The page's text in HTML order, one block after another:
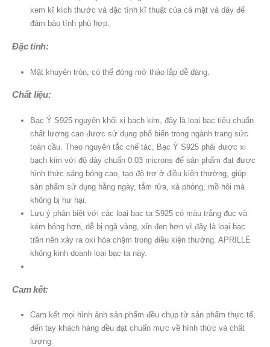
xem kĩ kích thước và đặc tính kĩ thuật của cả mặt và dây để
đảm bảo tính phù hợp.
Đặc tính:
Mặt khuyên tròn, có thể đóng mở tháo lắp dễ dàng.
Chất liệu:
Bạc Ý S925 nguyên khối xi bạch kim, đây là loại bạc tiêu chuẩn
chất lượng cao được sử dụng phổ biến trong ngành trang sức
toàn cầu. Theo nguyên tắc chế tác, Bạc Ý S925 phải được xi
bạch kim với độ dày chuẩn 0.03 microns để sản phẩm đạt được
hình thức sáng bóng cao, tạo độ trơ ở điều kiện thường, giúp
sản phẩm sử dụng hằng ngày, tắm rửa, xà phòng, mồ hôi mà
không bị hư hại.
Lưu ý phân biệt với các loại bạc ta S925 có màu trắng đục và
kém bóng hơn, dễ bị ngả vàng, xỉn đen hơn vì đây là loại bạc
trần nên xảy ra oxi hóa chậm trong điều kiện thường. APRILLÉ
không kinh doanh loại bạc ta này.
Cam kết:
Cam kết mọi hình ảnh sản phẩm đều chụp từ sản phẩm thực tế,
đến tay khách hàng đều đạt chuẩn mực về hình thức và chất
lượng.